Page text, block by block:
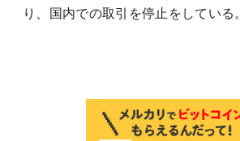
り、国内での取引を停止をしている。